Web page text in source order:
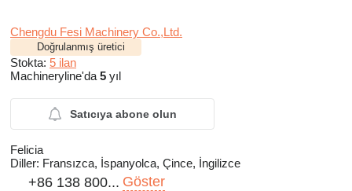
Chengdu Fesi Machinery Co.,Ltd.
Doğrulanmış üretici
Stokta: 5 ilan
Machineryline'da 5 yıl
Satıcıya abone olun
Felicia
Diller: Fransızca, İspanyolca, Çince, İngilizce
+86 138 800... Göster